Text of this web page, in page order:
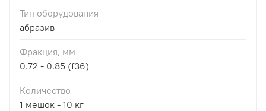
Тип оборудования
абразив
Фракция, мм
0.72 - 0.85 (f36)
Количество
1 мешок - 10 кг